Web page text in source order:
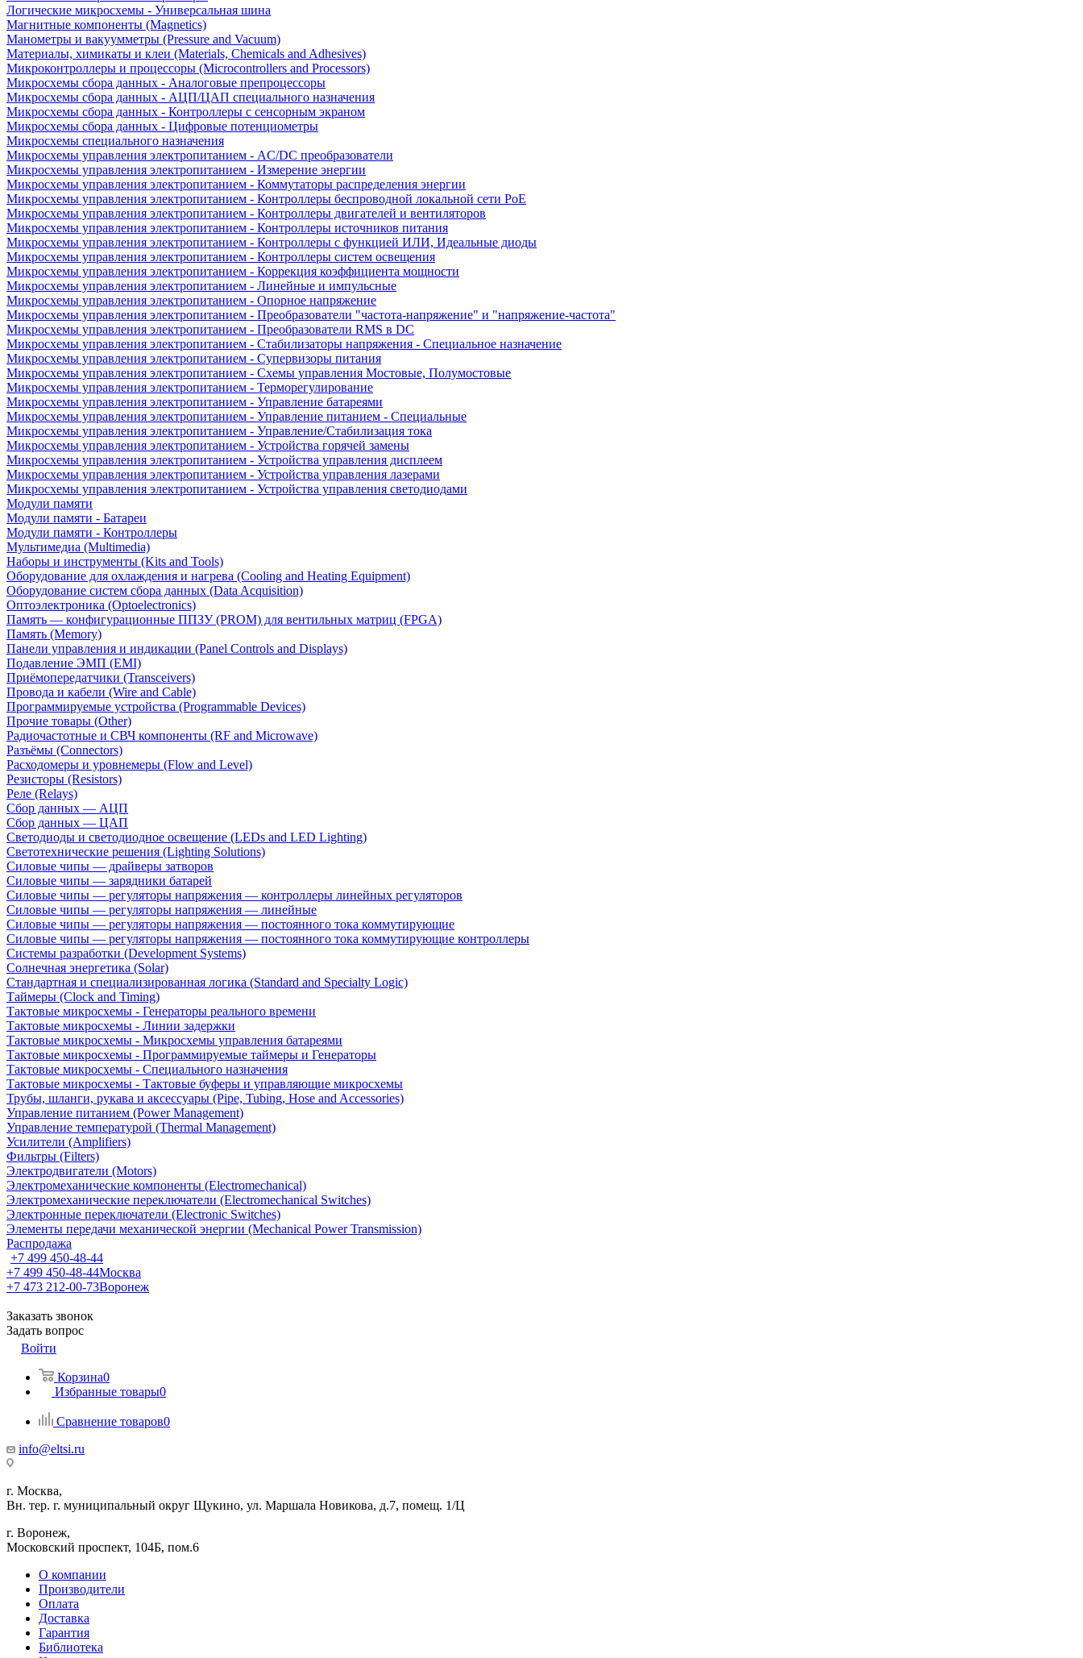
Логические микросхемы - Универсальная шина
Магнитные компоненты (Magnetics)
Манометры и вакуумметры (Pressure and Vacuum)
Материалы, химикаты и клеи (Materials, Chemicals and Adhesives)
Микроконтроллеры и процессоры (Microcontrollers and Processors)
Микросхемы сбора данных - Аналоговые препроцессоры
Микросхемы сбора данных - АЦП/ЦАП специального назначения
Микросхемы сбора данных - Контроллеры с сенсорным экраном
Микросхемы сбора данных - Цифровые потенциометры
Микросхемы специального назначения
Микросхемы управления электропитанием - AC/DC преобразователи
Микросхемы управления электропитанием - Измерение энергии
Микросхемы управления электропитанием - Коммутаторы распределения энергии
Микросхемы управления электропитанием - Контроллеры беспроводной локальной сети PoE
Микросхемы управления электропитанием - Контроллеры двигателей и вентиляторов
Микросхемы управления электропитанием - Контроллеры источников питания
Микросхемы управления электропитанием - Контроллеры с функцией ИЛИ, Идеальные диоды
Микросхемы управления электропитанием - Контроллеры систем освещения
Микросхемы управления электропитанием - Коррекция коэффициента мощности
Микросхемы управления электропитанием - Линейные и импульсные
Микросхемы управления электропитанием - Опорное напряжение
Микросхемы управления электропитанием - Преобразователи "частота-напряжение" и "напряжение-частота"
Микросхемы управления электропитанием - Преобразователи RMS в DC
Микросхемы управления электропитанием - Стабилизаторы напряжения - Специальное назначение
Микросхемы управления электропитанием - Супервизоры питания
Микросхемы управления электропитанием - Схемы управления Мостовые, Полумостовые
Микросхемы управления электропитанием - Терморегулирование
Микросхемы управления электропитанием - Управление батареями
Микросхемы управления электропитанием - Управление питанием - Специальные
Микросхемы управления электропитанием - Управление/Стабилизация тока
Микросхемы управления электропитанием - Устройства горячей замены
Микросхемы управления электропитанием - Устройства управления дисплеем
Микросхемы управления электропитанием - Устройства управления лазерами
Микросхемы управления электропитанием - Устройства управления светодиодами
Модули памяти
Модули памяти - Батареи
Модули памяти - Контроллеры
Мультимедиа (Multimedia)
Наборы и инструменты (Kits and Tools)
Оборудование для охлаждения и нагрева (Cooling and Heating Equipment)
Оборудование систем сбора данных (Data Acquisition)
Оптоэлектроника (Optoelectronics)
Память — конфигурационные ППЗУ (PROM) для вентильных матриц (FPGA)
Память (Memory)
Панели управления и индикации (Panel Controls and Displays)
Подавление ЭМП (EMI)
Приёмопередатчики (Transceivers)
Провода и кабели (Wire and Cable)
Программируемые устройства (Programmable Devices)
Прочие товары (Other)
Радиочастотные и СВЧ компоненты (RF and Microwave)
Разъёмы (Connectors)
Расходомеры и уровнемеры (Flow and Level)
Резисторы (Resistors)
Реле (Relays)
Сбор данных — АЦП
Сбор данных — ЦАП
Светодиоды и светодиодное освещение (LEDs and LED Lighting)
Светотехнические решения (Lighting Solutions)
Силовые чипы — драйверы затворов
Силовые чипы — зарядники батарей
Силовые чипы — регуляторы напряжения — контроллеры линейных регуляторов
Силовые чипы — регуляторы напряжения — линейные
Силовые чипы — регуляторы напряжения — постоянного тока коммутирующие
Силовые чипы — регуляторы напряжения — постоянного тока коммутирующие контроллеры
Системы разработки (Development Systems)
Солнечная энергетика (Solar)
Стандартная и специализированная логика (Standard and Specialty Logic)
Таймеры (Clock and Timing)
Тактовые микросхемы - Генераторы реального времени
Тактовые микросхемы - Линии задержки
Тактовые микросхемы - Микросхемы управления батареями
Тактовые микросхемы - Программируемые таймеры и Генераторы
Тактовые микросхемы - Специального назначения
Тактовые микросхемы - Тактовые буферы и управляющие микросхемы
Трубы, шланги, рукава и аксессуары (Pipe, Tubing, Hose and Accessories)
Управление питанием (Power Management)
Управление температурой (Thermal Management)
Усилители (Amplifiers)
Фильтры (Filters)
Электродвигатели (Motors)
Электромеханические компоненты (Electromechanical)
Электромеханические переключатели (Electromechanical Switches)
Электронные переключатели (Electronic Switches)
Элементы передачи механической энергии (Mechanical Power Transmission)
Распродажа
+7 499 450-48-44
+7 499 450-48-44Москва
+7 473 212-00-73Воронеж
Заказать звонок
Задать вопрос
Войти
Корзина0
Избранные товары0
Сравнение товаров0
info@eltsi.ru
г. Москва,
Вн. тер. г. муниципальный округ Щукино, ул. Маршала Новикова, д.7, помещ. 1/Ц
г. Воронеж,
​Московский проспект, 104Б, пом.6
О компании
Производители
Оплата
Доставка
Гарантия
Библиотека